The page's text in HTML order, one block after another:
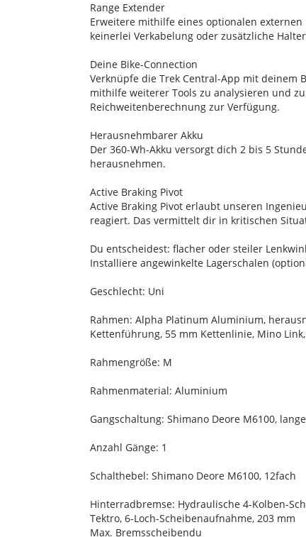
Range Extender
Erweitere mithilfe eines optionalen
keinerlei Verkabelung oder zusätzliche
Deine Bike-Connection
Verknüpfe die Trek Central-App mit deinem
mithilfe weiterer Tools zu analysieren und
Reichweitenberechnung zur Verfügung.
Herausnehmbarer Akku
Der 360-Wh-Akku versorgt dich 2 bis 5
herausnehmen.
Active Braking Pivot
Active Braking Pivot erlaubt unseren
reagiert. Das vermittelt dir in kritischen
Du entscheidest: flacher oder steiler
Installiere angewinkelte Lagerschalen
Geschlecht: Uni
Rahmen: Alpha Platinum Aluminium,
Kettenführung, 55 mm Kettenlinie, Mino Link,
Rahmengröße: M
Rahmenmaterial: Aluminium
Gangschaltung: Shimano Deore M6100,
Anzahl Gänge: 1
Schalthebel: Shimano Deore M6100, 12fach
Hinterradbremse: Hydraulische 4-Kolben-
Tektro, 6-Loch-Scheibenaufnahme, 203 mm
Max. Bremsscheibendu